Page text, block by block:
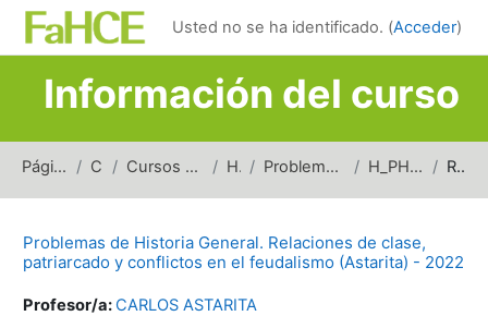
Salta al contenido principal
Usted no se ha identificado. (Acceder)
Información del curso
Página Principal Cursos Cursos de carreras de grado Historia Problemas de Historia General H_PHG_RCPCF_2022 Resumen
Problemas de Historia General. Relaciones de clase,
patriarcado y conflictos en el feudalismo (Astarita) - 2022
Profesor/a:CARLOS ASTARITA